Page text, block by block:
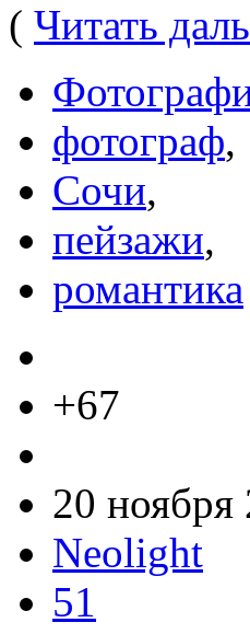
( Читать
фотограф,
Сочи,
пейзажи,
романтика
+67
20 ноября
Neolight
51